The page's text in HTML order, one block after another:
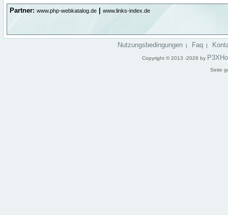
Partner: www.php-webkatalog.de www.links-index.de
Nutzungsbedingungen | Faq |
Copyright © 2013 -2026 by
Seite